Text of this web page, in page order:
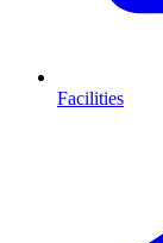
Facilities